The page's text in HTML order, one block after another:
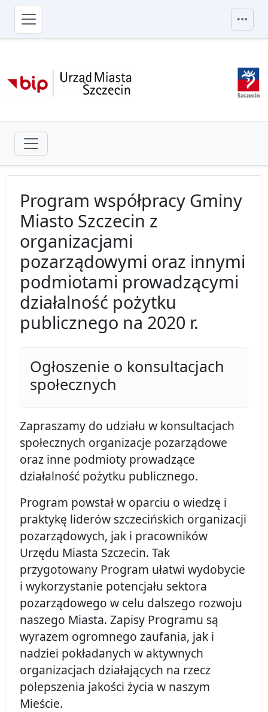
przejdź do głównego menu
Program współpracy Gminy
Miasto Szczecin z
organizacjami
pozarządowymi oraz innymi
podmiotami prowadzącymi
działalność pożytku
publicznego na 2020 r.
Ogłoszenie o konsultacjach
społecznych
Zapraszamy do udziału w konsultacjach
społecznych organizacje pozarządowe
oraz inne podmioty prowadzące
działalność pożytku publicznego.
Program powstał w oparciu o wiedzę i
praktykę liderów szczecińskich organizacji
pozarządowych, jak i pracowników
Urzędu Miasta Szczecin. Tak
przygotowany Program ułatwi wydobycie
i wykorzystanie potencjału sektora
pozarządowego w celu dalszego rozwoju
naszego Miasta. Zapisy Programu są
wyrazem ogromnego zaufania, jak i
nadziei pokładanych w aktywnych
organizacjach działających na rzecz
polepszenia jakości życia w naszym
Mieście.